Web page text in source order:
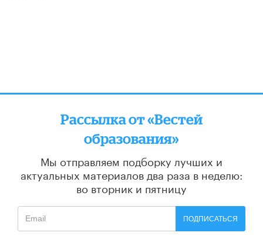
Рассылка от «Вестей
образования»
Мы отправляем подборку лучших и
актуальных материалов два раза в неделю:
во вторник и пятницу
ПОДПИСАТЬСЯ